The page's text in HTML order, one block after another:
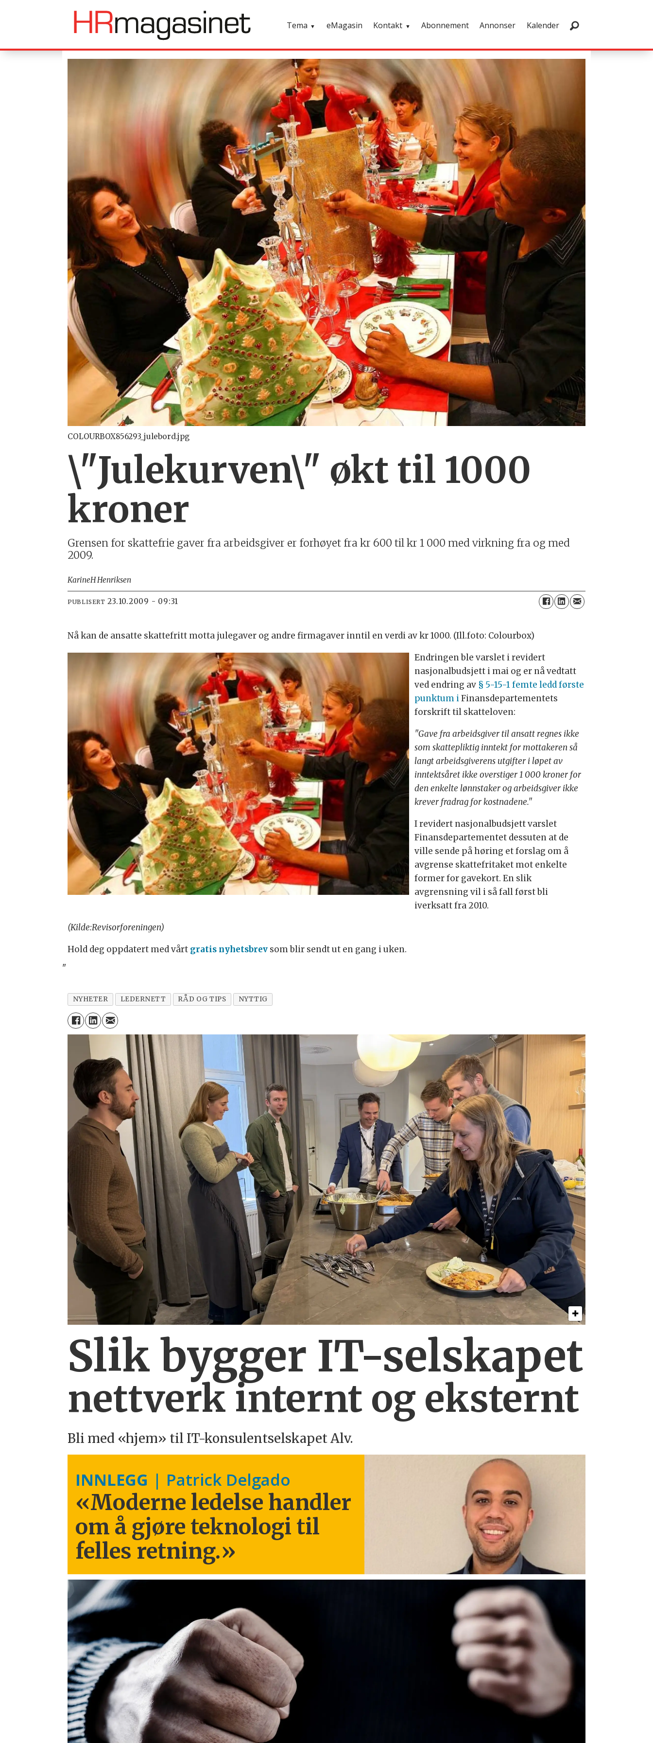
Tema eMagasin Kontakt Abonnement Annonser Kalender
COLOURBOX856293_julebord.jpg
\"Julekurven\" økt til 1000
kroner
Grensen for skattefrie gaver fra arbeidsgiver er forhøyet fra kr 600 til kr 1 000 med virkning fra og med
2009.
KarineH Henriksen
PUBLISERT 23.10.2009 - 09:31
Nå kan de ansatte skattefritt motta julegaver og andre firmagaver inntil en verdi av kr 1000. (Ill.foto: Colourbox)
Endringen ble varslet i revidert
nasjonalbudsjett i mai og er nå vedtatt
ved endring av § 5-15-1 femte ledd første
punktum iFinansdepartementets
forskrift til skatteloven:
"Gave fra arbeidsgiver til ansatt regnes ikke
som skattepliktig inntekt for mottakeren så
langt arbeidsgiverens utgifter i løpet av
inntektsåret ikke overstiger 1 000 kroner for
den enkelte lønnstaker og arbeidsgiver ikke
krever fradrag for kostnadene."
I revidert nasjonalbudsjett varslet
Finansdepartementet dessuten at de
ville sende på høring et forslag om å
avgrense skattefritaket mot enkelte
former for gavekort. En slik
avgrensning vil i så fall først bli
iverksatt fra 2010.
(Kilde:Revisorforeningen)
Hold deg oppdatert med vårt gratis nyhetsbrev som blir sendt ut en gang i uken.
"
NYHETER LEDERNETT RÅD OG TIPS NYTTIG
Slik bygger IT-selskapet
nettverk internt og eksternt
Bli med «hjem» til IT-konsulentselskapet Alv.
INNLEGG | Patrick Delgado
«Moderne ledelse handler
om å gjøre teknologi til
felles retning.»